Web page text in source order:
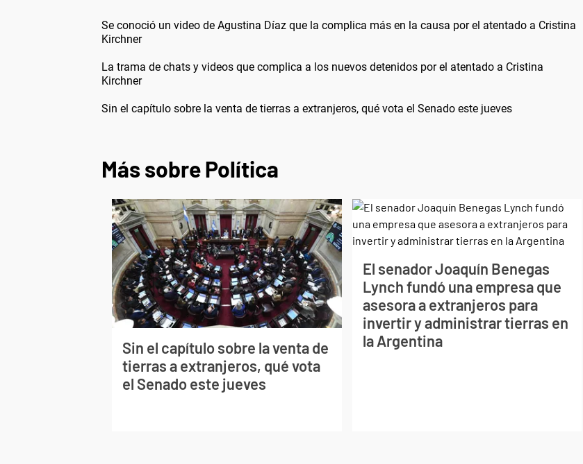
Se conoció un video de Agustina Díaz que la complica más en la causa por el atentado a Cristina
Kirchner
La trama de chats y videos que complica a los nuevos detenidos por el atentado a Cristina
Kirchner
Sin el capítulo sobre la venta de tierras a extranjeros, qué vota el Senado este jueves
Más sobre Política
Sin el capítulo sobre la venta de
tierras a extranjeros, qué vota
el Senado este jueves
El senador Joaquín Benegas
Lynch fundó una empresa que
asesora a extranjeros para
invertir y administrar tierras en
la Argentina